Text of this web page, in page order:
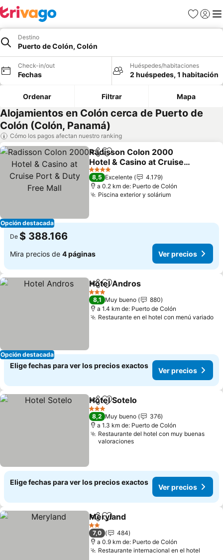
Favoritos
Iniciar
Destino
Puerto de Colón, Colón
Check-in/out
Fechas
Huéspedes/habitaciones
2 huéspedes, 1 habitación
Ordenar Filtrar Mapa
Alojamientos en Colón cerca de Puerto de
Colón (Colón, Panamá)
Cómo los pagos afectan nuestro ranking
Opción destacada
CompartirAgregar a favoritos
Radisson Colon 2000
Hotel & Casino at Cruise
Port & Duty Free Mall
4 Estrellas
8,5 Excelente
4.179
a 0.2 km de: Puerto de Colón
Piscina exterior y solárium
De $ 388.166
Mira precios de 4 páginas Ver precios
Opción destacada
CompartirAgregar a favoritos
Hotel Andros
3 Estrellas
8,1 Muy bueno
880
a 1.4 km de: Puerto de Colón
Restaurante en el hotel con menú variado
Elige fechas para ver los precios exactos
Ver precios
CompartirAgregar a favoritos
Hotel Sotelo
3 Estrellas
8,2 Muy bueno
376
a 1.3 km de: Puerto de Colón
Restaurante del hotel con muy buenas
valoraciones
Elige fechas para ver los precios exactos
Ver precios
CompartirAgregar a favoritos
Meryland
2 Estrellas
7,0
484
a 0.9 km de: Puerto de Colón
Restaurante internacional en el hotel